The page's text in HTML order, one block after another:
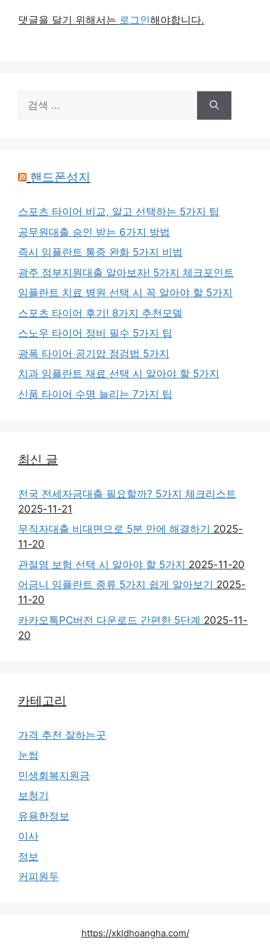
댓글을 달기 위해서는 로그인해야합니다.
색:
핸드폰성지
스포츠 타이어 비교, 알고 선택하는 5가지 팁
공무원대출 승인 받는 6가지 방법
즉시 임플란트 통증 완화 5가지 비법
광주 정부지원대출 알아보자! 5가지 체크포인트
임플란트 치료 병원 선택 시 꼭 알아야 할 5가지
스포츠 타이어 후기! 8가지 추천모델
스노우 타이어 정비 필수 5가지 팁
광폭 타이어 공기압 점검법 5가지
치과 임플란트 재료 선택 시 알아야 할 5가지
신품 타이어 수명 늘리는 7가지 팁
최신 글
전국 전세자금대출 필요할까? 5가지 체크리스트
2025-11-21
무직자대출 비대면으로 5분 만에 해결하기 2025-
11-20
관절염 보험 선택 시 알아야 할 5가지 2025-11-20
어금니 임플란트 종류 5가지 쉽게 알아보기 2025-
11-20
카카오톡PC버전 다운로드 간편한 5단계 2025-11-
20
카테고리
가격 추천 잘하는곳
눈썹
민생회복지원금
보청기
유용한정보
이사
정보
커피원두
https://xkldhoangha.com/